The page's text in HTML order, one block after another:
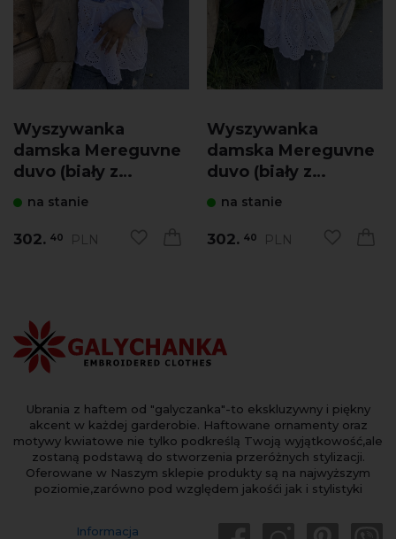
Wyszywanka
damska Mereguvne
duvo (biały z
niebieskim)
na stanie
302. 40 PLN
Wyszywanka
damska Mereguvne
duvo (biały z
granatowym)
na stanie
302. 40 PLN
Ubrania z haftem od "galyczanka"-to ekskluzywny i piękny
akcent w każdej garderobie. Haftowane ornamenty oraz
motywy kwiatowe nie tylko podkreślą Twoją wyjątkowość,ale
zostaną podstawą do stworzenia przeróżnych stylizacji.
Oferowane w Naszym sklepie produkty są na najwyższym
poziomie,zarówno pod względem jakośći jak i stylistyki
Informacja